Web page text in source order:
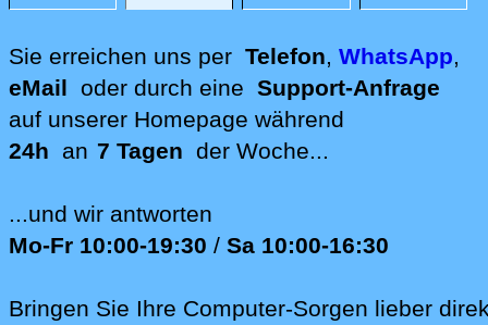
Standort
Sie erreichen uns per Telefon, WhatsApp,
eMail oder durch eine Support-Anfrage
auf unserer Homepage während
24h an 7 Tagen der Woche...
...und wir antworten
Mo-Fr 10:00-19:30 / Sa 10:00-16:30
Bringen Sie Ihre Computer-Sorgen lieber